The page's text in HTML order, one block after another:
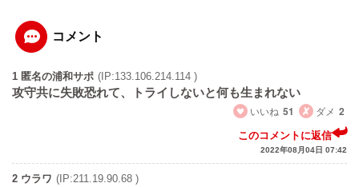
コメント
1 匿名の浦和サポ (IP:133.106.214.114 )
攻守共に失敗恐れて、トライしないと何も生まれない
いいね 51 ダメ 2
このコメントに返信
2022年08月04日 07:42
2 ウラワ (IP:211.19.90.68 )